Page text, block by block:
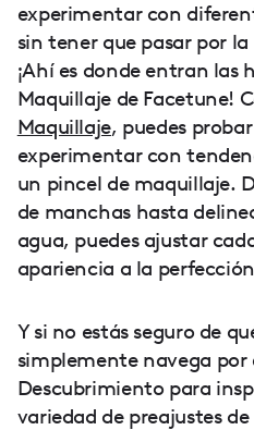
experimentar con
sin tener que pasar por
¡Ahí es donde entran las
Maquillaje de Facetune!
Maquillaje, puedes
experimentar con
un pincel de maquillaje.
de manchas hasta
agua, puedes ajustar
apariencia a la
Y si no estás seguro de
simplemente navega por
Descubrimiento para
variedad de preajustes